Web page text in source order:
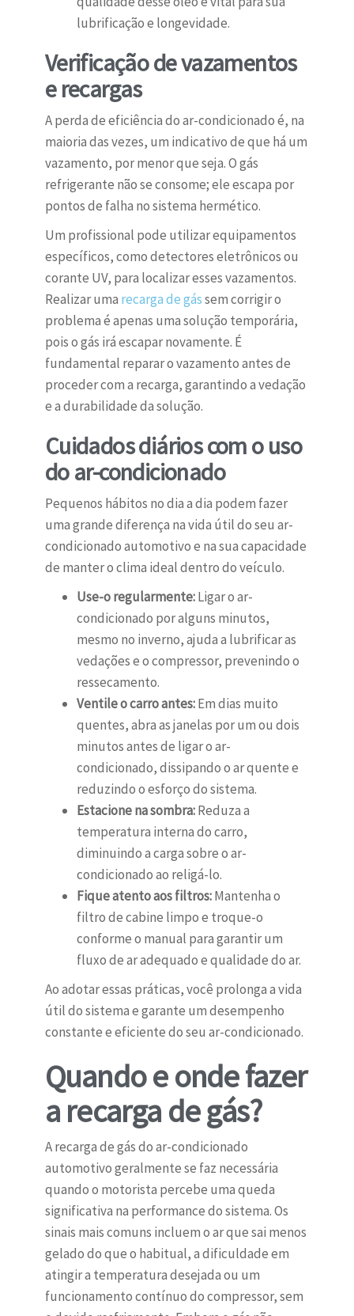
lubrificação e longevidade.
Verificação de vazamentos
e recargas
A perda de eficiência do ar-condicionado é, na
maioria das vezes, um indicativo de que há um
vazamento, por menor que seja. O gás
refrigerante não se consome; ele escapa por
pontos de falha no sistema hermético.
Um profissional pode utilizar equipamentos
específicos, como detectores eletrônicos ou
corante UV, para localizar esses vazamentos.
Realizar uma recarga de gássem corrigir o
problema é apenas uma solução temporária,
pois o gás irá escapar novamente. É
fundamental reparar o vazamento antes de
proceder com a recarga, garantindo a vedação
e a durabilidade da solução.
Cuidados diários com o uso
do ar-condicionado
Pequenos hábitos no dia a dia podem fazer
uma grande diferença na vida útil do seu ar-
condicionado automotivo e na sua capacidade
de manter o clima ideal dentro do veículo.
Use-o regularmente:Ligar o ar-
condicionado por alguns minutos,
mesmo no inverno, ajuda a lubrificar as
vedações e o compressor, prevenindo o
ressecamento.
Ventile o carro antes:Em dias muito
quentes, abra as janelas por um ou dois
minutos antes de ligar o ar-
condicionado, dissipando o ar quente e
reduzindo o esforço do sistema.
Estacione na sombra:Reduza a
temperatura interna do carro,
diminuindo a carga sobre o ar-
condicionado ao religá-lo.
Fique atento aos filtros:Mantenha o
filtro de cabine limpo e troque-o
conforme o manual para garantir um
fluxo de ar adequado e qualidade do ar.
Ao adotar essas práticas, você prolonga a vida
útil do sistema e garante um desempenho
constante e eficiente do seu ar-condicionado.
Quando e onde fazer
a recarga de gás?
A recarga de gás do ar-condicionado
automotivo geralmente se faz necessária
quando o motorista percebe uma queda
significativa na performance do sistema. Os
sinais mais comuns incluem o ar que sai menos
gelado do que o habitual, a dificuldade em
atingir a temperatura desejada ou um
funcionamento contínuo do compressor, sem